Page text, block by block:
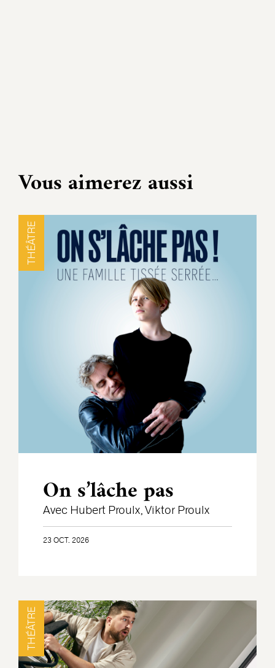
Vous aimerez aussi
THÉÂTRE
On s’lâche pas
Avec Hubert Proulx, Viktor Proulx
23 OCT. 2026
THÉÂTRE